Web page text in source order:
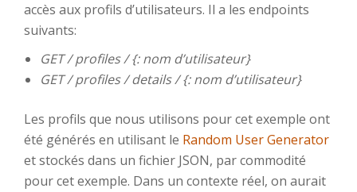
accès aux profils d’utilisateurs. Il a les endpoints
suivants:
GET / profiles / {: nom d’utilisateur}
GET / profiles / details / {: nom d’utilisateur}
Les profils que nous utilisons pour cet exemple ont
été générés en utilisant le Random User Generator
et stockés dans un fichier JSON, par commodité
pour cet exemple. Dans un contexte réel, on aurait